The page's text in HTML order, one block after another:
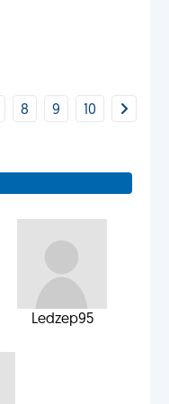
8 9 10
Ledzep95